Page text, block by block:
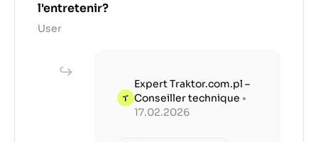
l'entretenir?
User
Expert Traktor.com.pl –
Conseiller technique •
17.02.2026